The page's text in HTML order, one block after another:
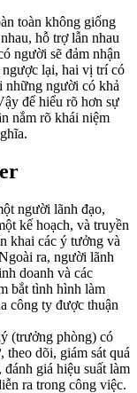
toàn không giống
hỗ trợ lẫn nhau
người sẽ đảm nhận
ngược lại, hai vị trí có
những người có khả
để hiểu rõ hơn sự
nắm rõ khái niệm
người lãnh đạo,
kế hoạch, và truyền
khai các ý tưởng và
ra, người lãnh
doanh và các
bắt tình hình làm
công ty được thuận
(trưởng phòng) có
theo dõi, giám sát quá
giá hiệu suất làm
ra trong công việc.